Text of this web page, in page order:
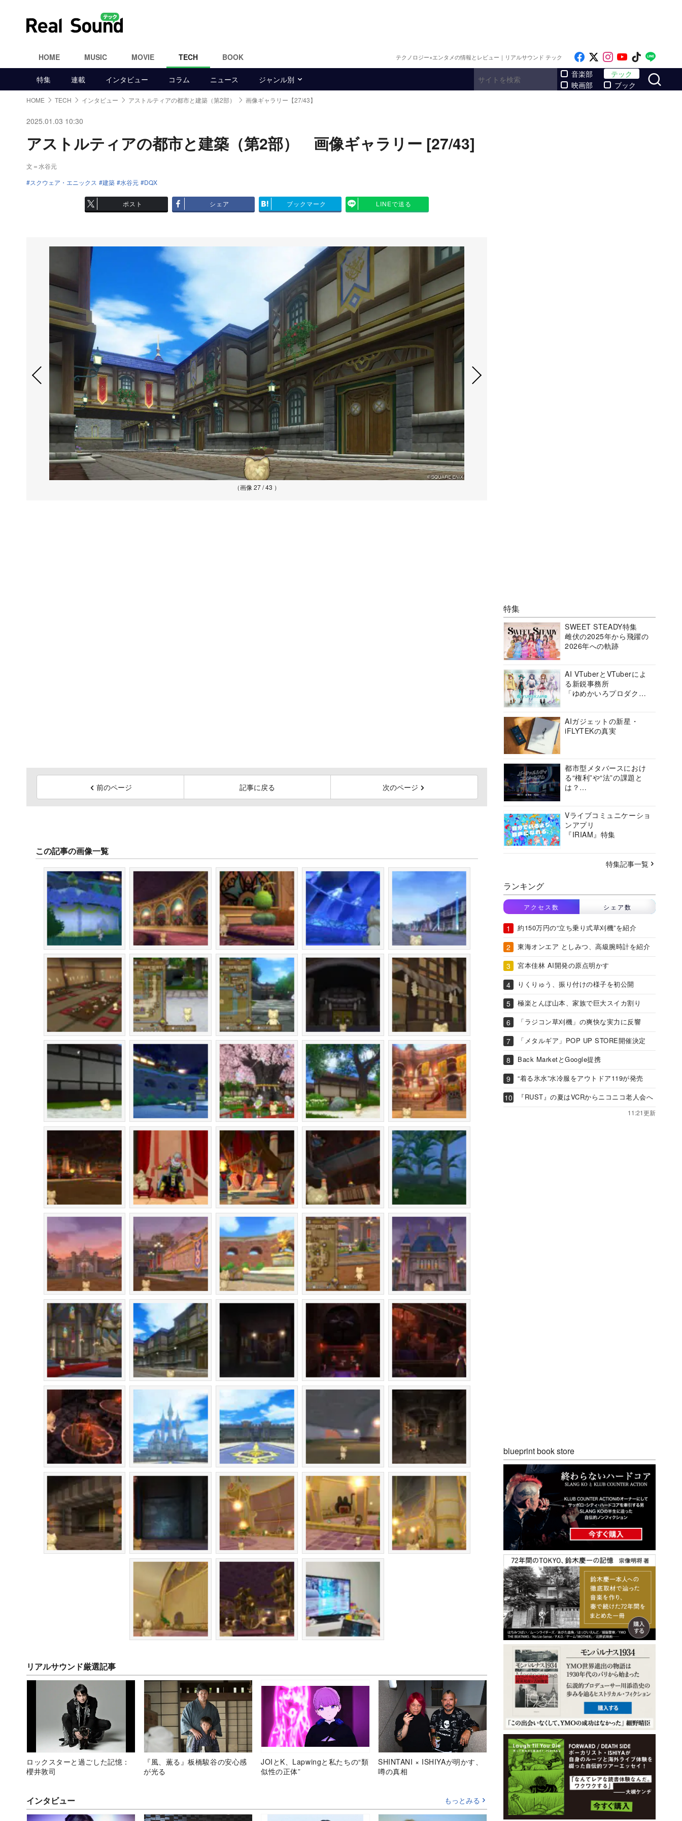
HOME MUSIC MOVIE TECH BOOK テクノロジー×エンタメの情報とレビュー｜リアルサウンド テック Like on Facebook
Follow on x
Follow on
Follow on
Follow
特集 連載 インタビュー コラム ニュース ジャンル別
音楽部
映画部
テック
ブック
HOME TECH インタビュー アストルティアの都市と建築（第2部） 画像ギャラリー【27/43】
2025.01.03 10:30
アストルティアの都市と建築（第2部） 画像ギャラリー [27/43]
文＝水谷元
スクウェア・エニックス
建築 水谷元 DQX
ポスト シェア ブックマーク LINEで送る
（画像 27 / 43 ）
前のページ 記事に戻る 次のページ
この記事の画像一覧
リアルサウンド厳選記事
ロックスターと過ごした記憶：
櫻井敦司
『風、薫る』板橋駿谷の安心感
が光る
JOIとK、Lapwingと私たちの“類
似性の正体”
SHINTANI × ISHIYAが明かす、
噂の真相
インタビュー もっとみる
特集
SWEET STEADY特集
雌伏の2025年から飛躍の
2026年への軌跡
AI VTuberとVTuberによ
る新鋭事務所
「ゆめかいろプロダクシ
AIガジェットの新星・
iFLYTEKの真実
都市型メタバースにおけ
る“権利”や“法”の課題と
は？
ーシアムの挑戦に迫る
Vライブコミュニケーショ
ンアプリ
『IRIAM』特集
特集記事一覧
ランキング
アクセス数 シェア数
約150万円の“立ち乗り式草刈機”を紹介
東海オンエア としみつ、高級腕時計を紹介
宮本佳林 AI開発の原点明かす
りくりゅう、振り付けの様子を初公開
極楽とんぼ山本、家族で巨大スイカ割り
「ラジコン草刈機」の爽快な実力に反響
「メタルギア」POP UP STORE開催決定
Back MarketとGoogle提携
“着る氷水”水冷服をアウトドア119が発売
『RUST』の夏はVCRからニコニコ老人会へ
11:21更新
blueprint book store